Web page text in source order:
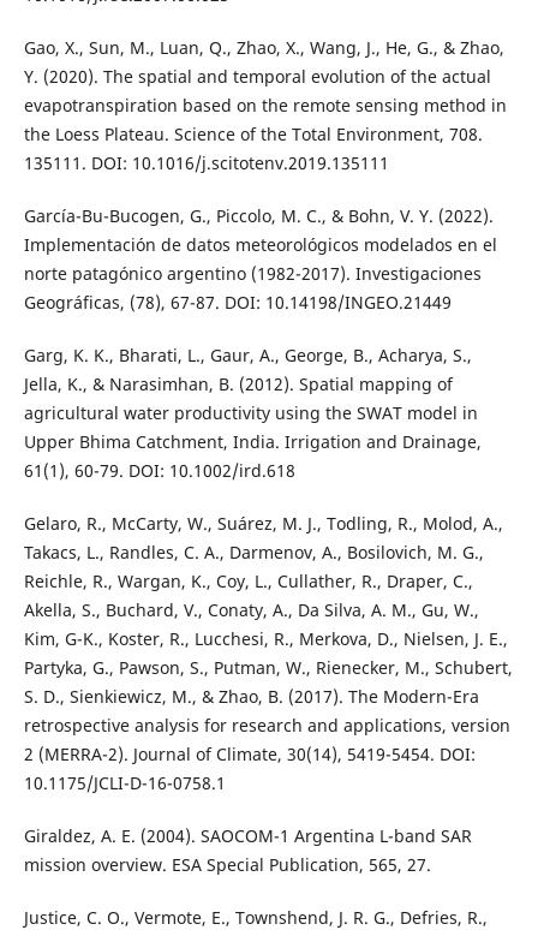
Gao, X., Sun, M., Luan, Q., Zhao, X., Wang, J., He, G., & Zhao,
Y. (2020). The spatial and temporal evolution of the actual
evapotranspiration based on the remote sensing method in
the Loess Plateau. Science of the Total Environment, 708.
135111. DOI: 10.1016/j.scitotenv.2019.135111
García-Bu-Bucogen, G., Piccolo, M. C., & Bohn, V. Y. (2022).
Implementación de datos meteorológicos modelados en el
norte patagónico argentino (1982-2017). Investigaciones
Geográficas, (78), 67-87. DOI: 10.14198/INGEO.21449
Garg, K. K., Bharati, L., Gaur, A., George, B., Acharya, S.,
Jella, K., & Narasimhan, B. (2012). Spatial mapping of
agricultural water productivity using the SWAT model in
Upper Bhima Catchment, India. Irrigation and Drainage,
61(1), 60-79. DOI: 10.1002/ird.618
Gelaro, R., McCarty, W., Suárez, M. J., Todling, R., Molod, A.,
Takacs, L., Randles, C. A., Darmenov, A., Bosilovich, M. G.,
Reichle, R., Wargan, K., Coy, L., Cullather, R., Draper, C.,
Akella, S., Buchard, V., Conaty, A., Da Silva, A. M., Gu, W.,
Kim, G-K., Koster, R., Lucchesi, R., Merkova, D., Nielsen, J. E.,
Partyka, G., Pawson, S., Putman, W., Rienecker, M., Schubert,
S. D., Sienkiewicz, M., & Zhao, B. (2017). The Modern-Era
retrospective analysis for research and applications, version
2 (MERRA-2). Journal of Climate, 30(14), 5419-5454. DOI:
10.1175/JCLI-D-16-0758.1
Giraldez, A. E. (2004). SAOCOM-1 Argentina L-band SAR
mission overview. ESA Special Publication, 565, 27.
Justice, C. O., Vermote, E., Townshend, J. R. G., Defries, R.,